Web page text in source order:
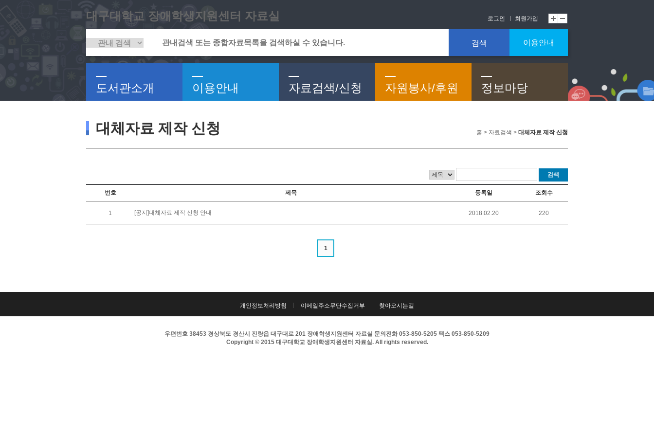
대구대학교 장애학생지원센터 자료실 로그인 회원가입
검색 이용안내
도서관소개 이용안내 자료검색/신청 자원봉사/후원 정보마당
대체자료 제작 신청 홈 > 자료검색 > 대체자료 제작 신청
검색
번호 제목 등록일 조회수
1 [공지]대체자료 제작 신청 안내 2018.02.20 220
1
개인정보처리방침 이메일주소무단수집거부 찾아오시는길
우편번호 38453 경상북도 경산시 진량읍 대구대로 201 장애학생지원센터 자료실 문의전화 053-850-5205 팩스 053-850-5209
Copyright © 2015 대구대학교 장애학생지원센터 자료실. All rights reserved.